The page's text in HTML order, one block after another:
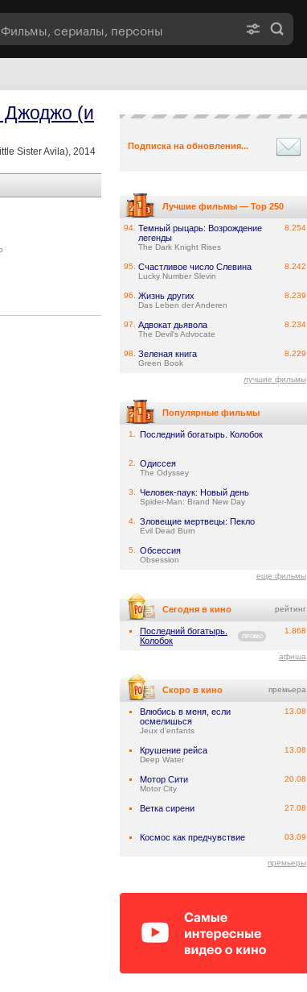
Джоджо (и
Sister Avila), 2014 Подписка на обновления...
Лучшие фильмы — Top 250
94. Темный рыцарь: Возрождение
легенды
The Dark Knight Rises
8.254
95. Счастливое число Слевина
Lucky Number Slevin
8.242
96. Жизнь других
Das Leben der Anderen
8.239
97. Адвокат дьявола
The Devil's Advocate
8.234
98. Зеленая книга
Green Book
8.229
лучшие фильмы
Популярные фильмы
1. Последний богатырь. Колобок
2. Одиссея
The Odyssey
3. Человек-паук: Новый день
Spider-Man: Brand New Day
4. Зловещие мертвецы: Пекло
Evil Dead Burn
5. Обсессия
Obsession
еще фильмы
Сегодня в кино рейтинг
Последний богатырь.
Колобок
ПРОМО
1.868
афиша
Скоро в кино премьера
Влюбись в меня, если
осмелишься
Jeux d'enfants
13.08
Крушение рейса
Deep Water
13.08
Мотор Сити
Motor City
20.08
Ветка сирени 27.08
Космос как предчувствие 03.09
премьеры